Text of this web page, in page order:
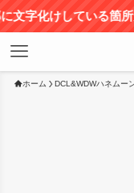
ている箇所があり
ホーム DCL&WDWハネムー